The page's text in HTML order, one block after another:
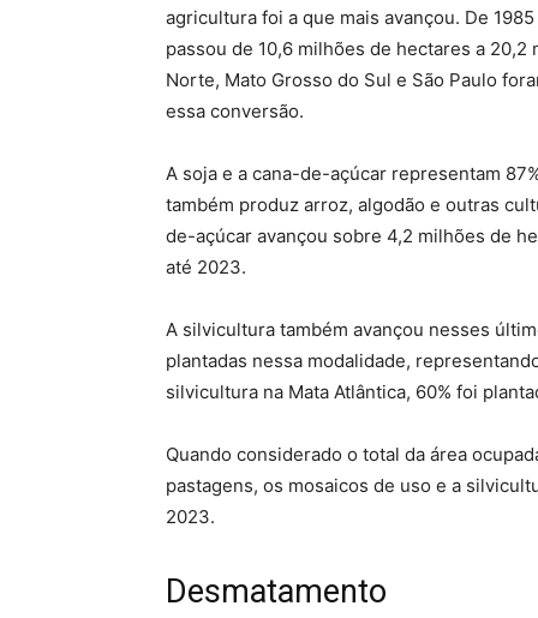
agricultura foi a que mais avançou. De
passou de 10,6 milhões de hectares a
Norte, Mato Grosso do Sul e São Paulo
essa conversão.
A soja e a cana-de-açúcar representam
também produz arroz, algodão e outras
de-açúcar avançou sobre 4,2 milhões de
até 2023.
A silvicultura também avançou nesses
plantadas nessa modalidade,
silvicultura na Mata Atlântica, 60% foi
Quando considerado o total da área
pastagens, os mosaicos de uso e a
2023.
Desmatamento